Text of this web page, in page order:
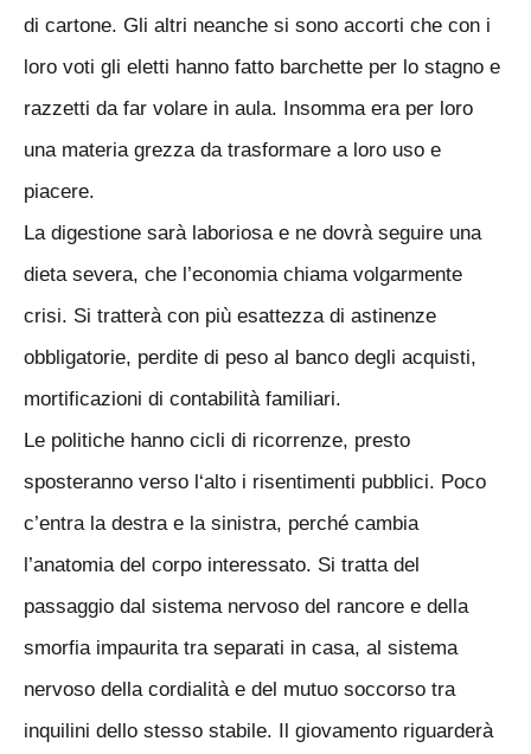
di cartone. Gli altri neanche si sono accorti che con i
loro voti gli eletti hanno fatto barchette per lo stagno e
razzetti da far volare in aula. Insomma era per loro
una materia grezza da trasformare a loro uso e
piacere.
La digestione sarà laboriosa e ne dovrà seguire una
dieta severa, che l’economia chiama volgarmente
crisi. Si tratterà con più esattezza di astinenze
obbligatorie, perdite di peso al banco degli acquisti,
mortificazioni di contabilità familiari.
Le politiche hanno cicli di ricorrenze, presto
sposteranno verso l‘alto i risentimenti pubblici. Poco
c’entra la destra e la sinistra, perché cambia
l’anatomia del corpo interessato. Si tratta del
passaggio dal sistema nervoso del rancore e della
smorfia impaurita tra separati in casa, al sistema
nervoso della cordialità e del mutuo soccorso tra
inquilini dello stesso stabile. Il giovamento riguarderà